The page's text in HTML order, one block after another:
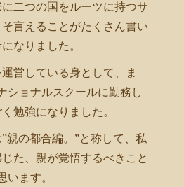
二つの国をルーツに持つサ
言えることがたくさん書い
なりました。
営している身として、ま
ショナルスクールに勤務し
勉強になりました。
親の都合編。”と称して、私
た、親が覚悟するべきこと
います。